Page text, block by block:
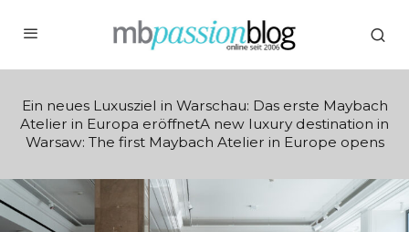
Ein neues Luxusziel in Warschau: Das erste Maybach
Atelier in Europa eröffnetA new luxury destination in
Warsaw: The first Maybach Atelier in Europe opens